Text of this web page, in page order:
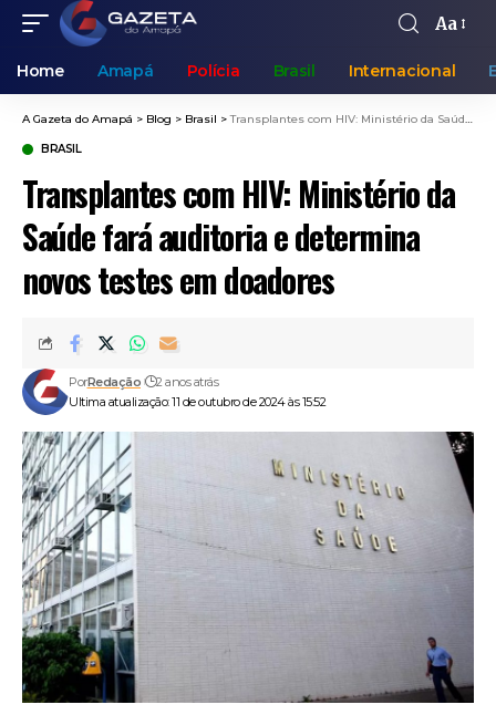
Aa
Home Amapá Polícia Brasil Internacional
A Gazeta do Amapá > Blog > Brasil >Transplantes com HIV: Ministério da Saúde fará auditoria e determina novos testes em doadores
BRASIL
Transplantes com HIV: Ministério da
Saúde fará auditoria e determina
novos testes em doadores
Ultima atualização: 11 de outubro de 2024 às 15:52
PorRedação 2 anos atrás